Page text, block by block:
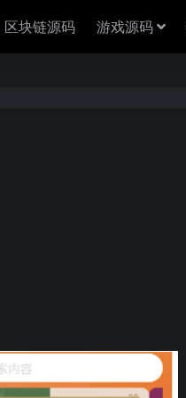
区块链源码 游戏源码